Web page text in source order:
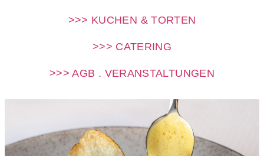
>>> KUCHEN & TORTEN
>>> CATERING
>>> AGB . VERANSTALTUNGEN